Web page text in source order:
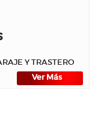
Y TRASTERO
Ver Más